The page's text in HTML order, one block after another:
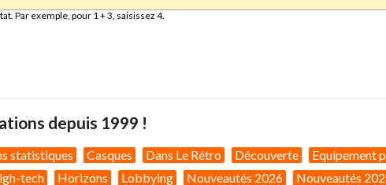
Par exemple, pour 1 + 3, saisissez 4.
depuis 1999 !
statistiques Casques Dans Le Rétro Découverte
Equipement
tech Horizons Lobbying Nouveautés 2026 Nouveautés